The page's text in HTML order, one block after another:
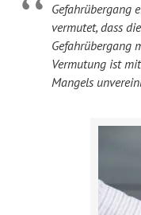
Gefahrübergang
vermutet, dass
Gefahrübergang
Vermutung ist
Mangels